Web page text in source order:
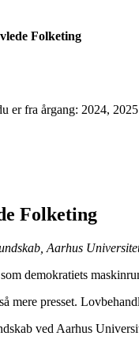
Folketing
er fra årgang: 2024,
Folketing
Aarhus
demokratiets
mere presset.
ved Aarhus